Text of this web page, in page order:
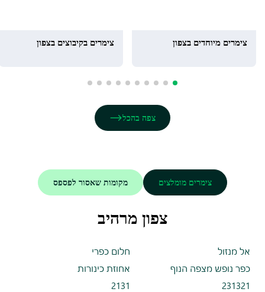
צימרים מיוחדים בצפון צימרים בקיבוצים בצפון
צפה בהכל
צימרים מומלצים מקומות שאסור לפספס
צפון מרהיב
אל מנזול
חלום כפרי
כפר נופש מצפה הנוף
אחוזת כינורות
231321
2131